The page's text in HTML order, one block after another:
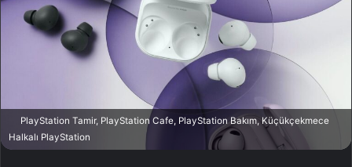
n
X
o
s
t
a
ö
n
d
PlayStation Tamir, PlayStation Cafe, PlayStation Bakım, Küçükçekmece
Halkalı PlayStation